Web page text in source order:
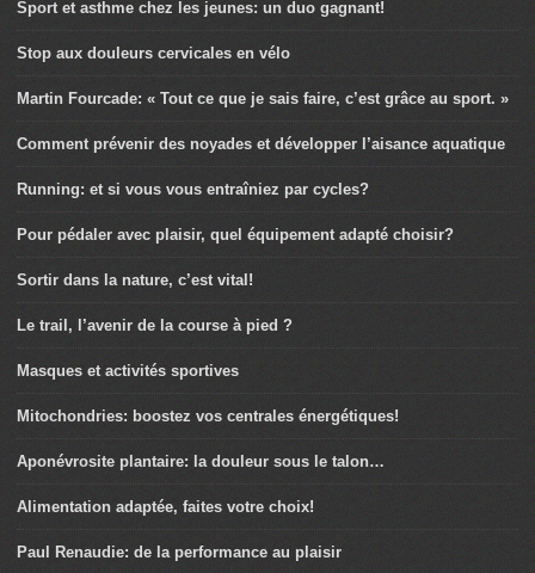
Sport et asthme chez les jeunes: un duo gagnant!
Stop aux douleurs cervicales en vélo
Martin Fourcade: « Tout ce que je sais faire, c’est grâce au sport. »
Comment prévenir des noyades et développer l’aisance aquatique
Running: et si vous vous entraîniez par cycles?
Pour pédaler avec plaisir, quel équipement adapté choisir?
Sortir dans la nature, c’est vital!
Le trail, l’avenir de la course à pied ?
Masques et activités sportives
Mitochondries: boostez vos centrales énergétiques!
Aponévrosite plantaire: la douleur sous le talon…
Alimentation adaptée, faites votre choix!
Paul Renaudie: de la performance au plaisir